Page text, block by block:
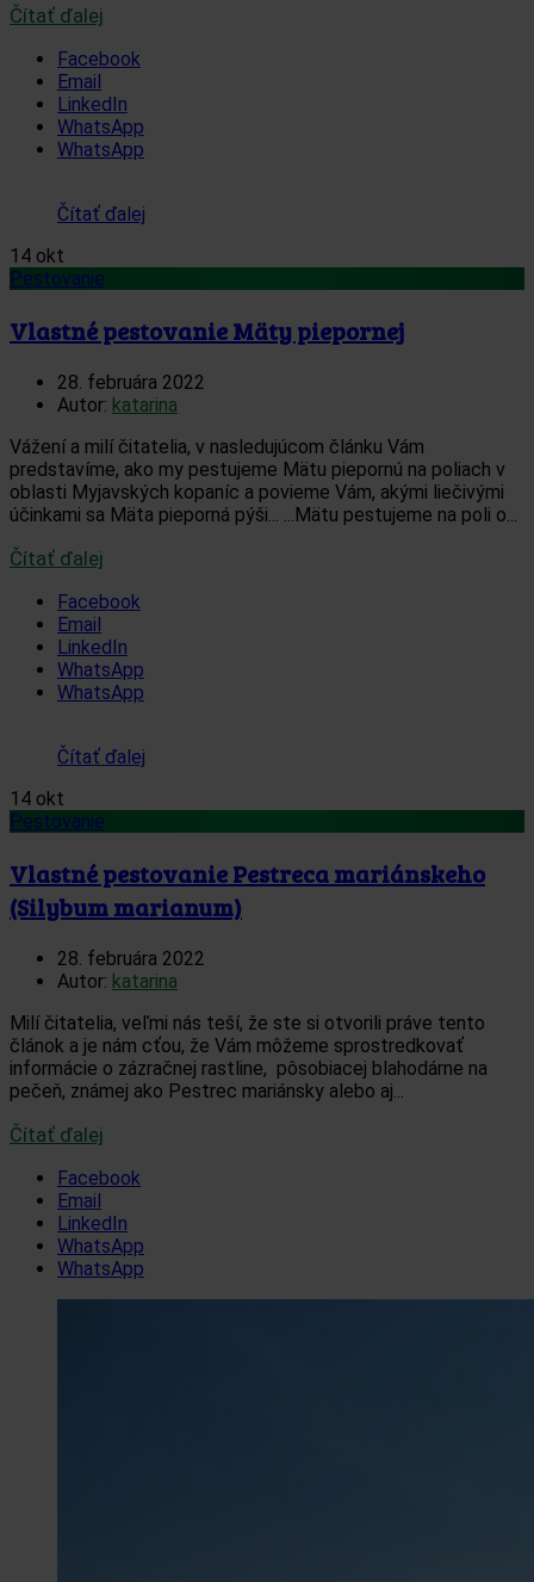
Čítať ďalej
Facebook
Email
LinkedIn
WhatsApp
WhatsApp
Čítať ďalej
14 okt
Pestovanie
Vlastné pestovanie Mäty piepornej
28. februára 2022
Autor: katarina
Vážení a milí čitatelia, v nasledujúcom článku Vám
predstavíme, ako my pestujeme Mätu piepornú na poliach v
oblasti Myjavských kopaníc a povieme Vám, akými liečivými
účinkami sa Mäta pieporná pýši... ...Mätu pestujeme na poli o...
Čítať ďalej
Facebook
Email
LinkedIn
WhatsApp
WhatsApp
Čítať ďalej
14 okt
Pestovanie
Vlastné pestovanie Pestreca mariánskeho
(Silybum marianum)
28. februára 2022
Autor: katarina
Milí čitatelia, veľmi nás teší, že ste si otvorili práve tento
článok a je nám cťou, že Vám môžeme sprostredkovať
informácie o zázračnej rastline, pôsobiacej blahodárne na
pečeň, známej ako Pestrec mariánsky alebo aj...
Čítať ďalej
Facebook
Email
LinkedIn
WhatsApp
WhatsApp